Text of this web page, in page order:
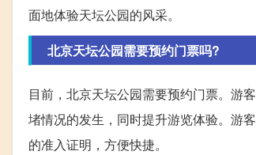
面地体验天坛公园的风采。
北京天坛公园需要预约门票吗?
目前，北京天坛公园需要预约门票。游
堵情况的发生，同时提升游览体验。游
的准入证明，方便快捷。